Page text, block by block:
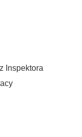
Inspektora